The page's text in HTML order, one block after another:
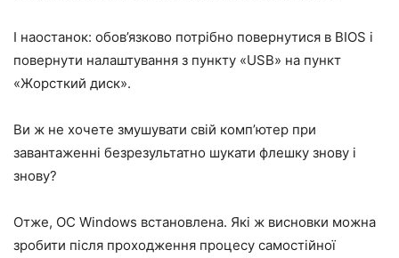
І наостанок: обов’язково потрібно повернутися в BIOS і
повернути налаштування з пункту «USB» на пункт
«Жорсткий диск».
Ви ж не хочете змушувати свій комп’ютер при
завантаженні безрезультатно шукати флешку знову і
знову?
Отже, ОС Windows встановлена. Які ж висновки можна
зробити після проходження процесу самостійної